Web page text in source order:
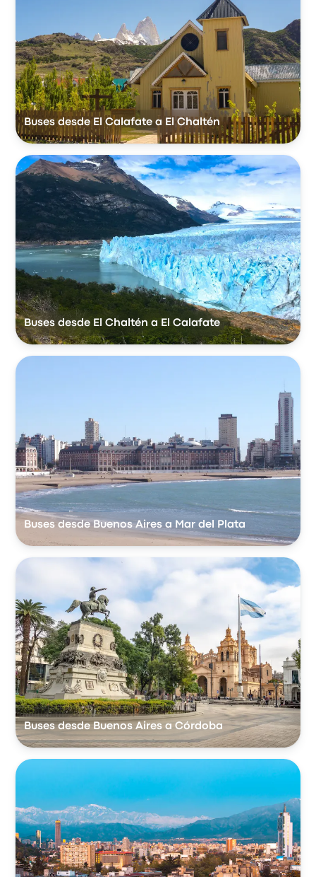
Buses desde El Calafate a El Chaltén
Buses desde El Chaltén a El Calafate
Buses desde Buenos Aires a Mar del Plata
Buses desde Buenos Aires a Córdoba